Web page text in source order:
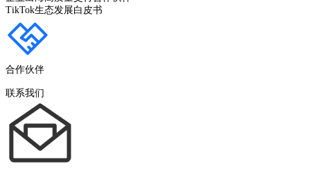
TikTok生态发展白皮书
合作伙伴
联系我们